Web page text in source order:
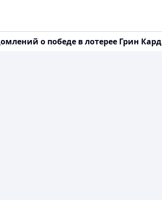
о победе в лотерее Грин Кард